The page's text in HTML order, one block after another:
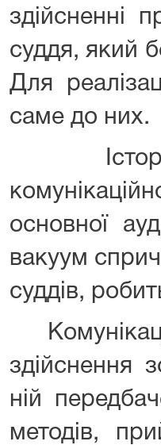
здійсненні
суддя, який
Для
саме до них.
основної
вакуум
суддів,
здійснення
ній
методів,